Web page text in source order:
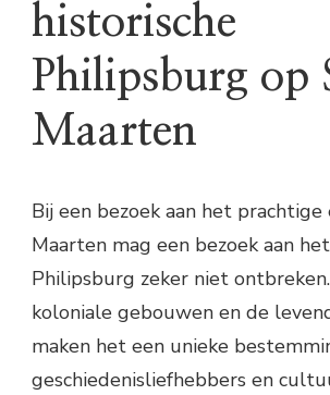
historische
Philipsburg op
Maarten
Bij een bezoek aan het
Maarten mag een bezoek aan
Philipsburg zeker niet
koloniale gebouwen en de
maken het een unieke
geschiedenisliefhebbers en